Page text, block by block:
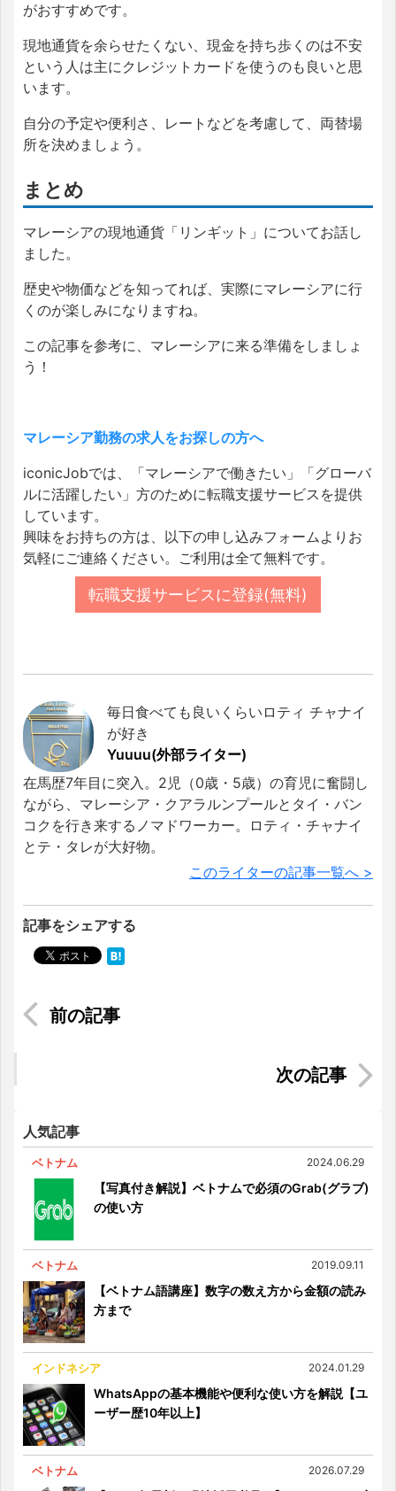
がおすすめです。
現地通貨を余らせたくない、現金を持ち歩くのは不安
という人は主にクレジットカードを使うのも良いと思
います。
自分の予定や便利さ、レートなどを考慮して、両替場
所を決めましょう。
まとめ
マレーシアの現地通貨「リンギット」についてお話し
ました。
歴史や物価などを知ってれば、実際にマレーシアに行
くのが楽しみになりますね。
この記事を参考に、マレーシアに来る準備をしましょ
う！
マレーシア勤務の求人をお探しの方へ
iconicJobでは、「マレーシアで働きたい」「グローバ
ルに活躍したい」方のために転職支援サービスを提供
しています。
興味をお持ちの方は、以下の申し込みフォームよりお
気軽にご連絡ください。ご利用は全て無料です。
転職支援サービスに登録(無料)
毎日食べても良いくらいロティ チャナイ
が好き
Yuuuu(外部ライター)
在馬歴7年目に突入。2児（0歳・5歳）の育児に奮闘し
ながら、マレーシア・クアラルンプールとタイ・バン
コクを行き来するノマドワーカー。ロティ・チャナイ
とテ・タレが大好物。
このライターの記事一覧へ >
記事をシェアする
【タイ労働法コラム】第18回：従業員の研修費用
【ミャンマー法務ブログ】第18回：COVID-19予防
人気記事
ベトナム 2024.06.29
【写真付き解説】ベトナムで必須のGrab(グラブ)
の使い方
ベトナム 2019.09.11
【ベトナム語講座】数字の数え方から金額の読み
方まで
インドネシア 2024.01.29
WhatsAppの基本機能や便利な使い方を解説【ユ
ーザー歴10年以上】
ベトナム 2026.07.29